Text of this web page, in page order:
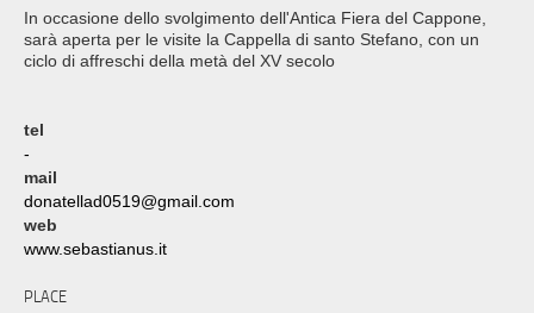
VOLUNTEERS
CONTACTS
In occasione dello svolgimento dell'Antica Fiera del Cappone,
sarà aperta per le visite la Cappella di santo Stefano, con un
ciclo di affreschi della metà del XV secolo
tel
-
mail
donatellad0519@gmail.com
web
www.sebastianus.it
PLACE